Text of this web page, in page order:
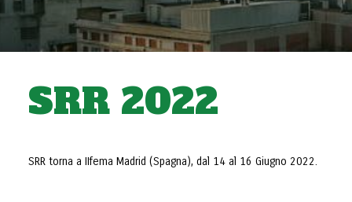
SRR 2022
SRR torna a IIfema Madrid (Spagna), dal 14 al 16 Giugno 2022.